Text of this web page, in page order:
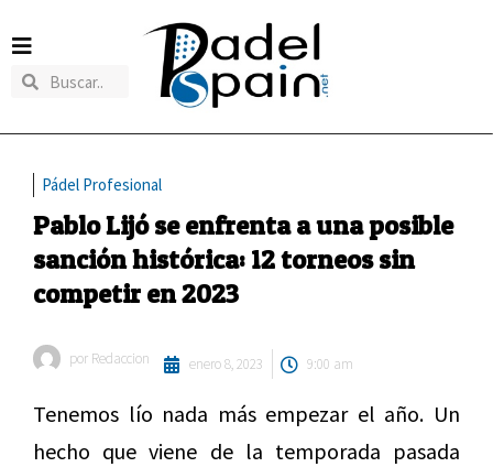
Pádel Profesional
Pablo Lijó se enfrenta a una posible
sanción histórica: 12 torneos sin
competir en 2023
por Redaccion enero 8, 2023 9:00 am
Tenemos lío nada más empezar el año. Un
hecho que viene de la temporada pasada